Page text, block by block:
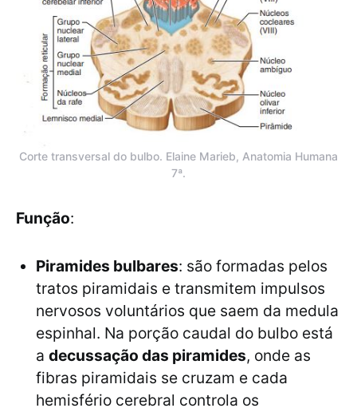
Corte transversal do bulbo. Elaine Marieb, Anatomia Humana
7ª.
Função:
Piramides bulbares: são formadas pelos
tratos piramidais e transmitem impulsos
nervosos voluntários que saem da medula
espinhal. Na porção caudal do bulbo está
a decussação das piramides, onde as
fibras piramidais se cruzam e cada
hemisfério cerebral controla os